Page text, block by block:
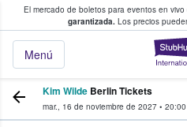
El mercado de boletos para eventos en
garantizada. Los precios
Menú
fans compran y
Kim Wilde Berlin Tickets
mar., 16 de noviembre de 2027 • 20:00